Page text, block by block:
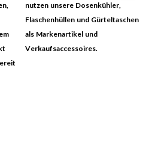
nutzen unsere Dosenkühler,
Flaschenhüllen und Gürteltaschen
als Markenartikel und
Verkaufsaccessoires.